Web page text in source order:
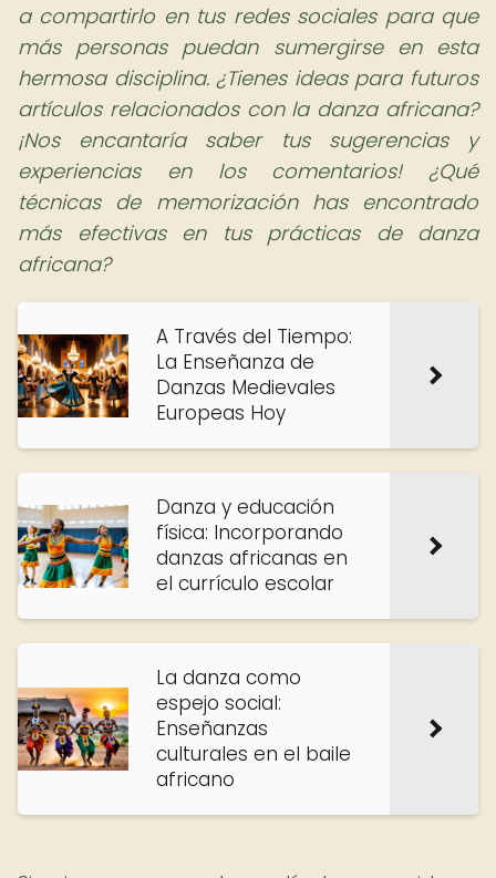
a compartirlo en tus redes sociales para que
más personas puedan sumergirse en esta
hermosa disciplina. ¿Tienes ideas para futuros
artículos relacionados con la danza africana?
¡Nos encantaría saber tus sugerencias y
experiencias en los comentarios! ¿Qué
técnicas de memorización has encontrado
más efectivas en tus prácticas de danza
africana?
A Través del Tiempo:
La Enseñanza de
Danzas Medievales
Europeas Hoy
Danza y educación
física: Incorporando
danzas africanas en
el currículo escolar
La danza como
espejo social:
Enseñanzas
culturales en el baile
africano